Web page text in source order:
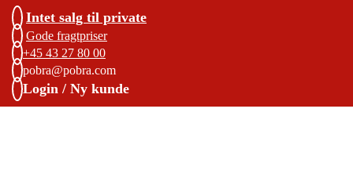
Intet salg til private
Gode fragtpriser
+45 43 27 80 00
pobra@pobra.com
Login / Ny kunde